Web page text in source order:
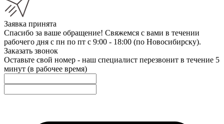
Заявка принята
Спасибо за ваше обращение! Свяжемся с вами в течении
рабочего дня с пн по пт с 9:00 - 18:00 (по Новосибирску).
Заказать звонок
Оставьте свой номер - наш специалист перезвонит в течение 5
минут (в рабочее время)